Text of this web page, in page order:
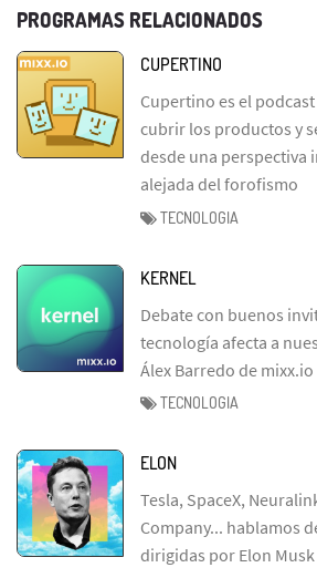
PROGRAMAS RELACIONADOS
CUPERTINO
Cupertino es el
cubrir los productos y
desde una perspectiva
alejada del forofismo
TECNOLOGIA
KERNEL
Debate con buenos
tecnología afecta a
Álex Barredo de mixx.io
TECNOLOGIA
ELON
Tesla, SpaceX,
Company... hablamos
dirigidas por Elon Musk